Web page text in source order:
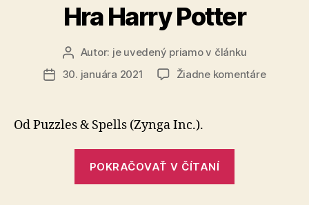
Hra Harry Potter
Autor
článku
Autor: je uvedený priamo v článku
Dátum30. januára 2021 Žiadne komentárena
Od Puzzles & Spells (Zynga Inc.).
POKRAČOVAŤ V ČÍTANÍ